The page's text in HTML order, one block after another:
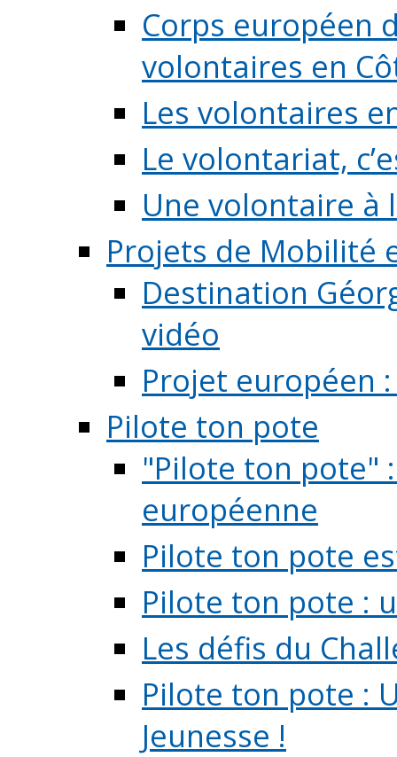
Corps européen
volontaires en
Les volontaires
Le volontariat,
Une volontaire à
Projets de Mobilité
Destination
vidéo
Projet européen
Pilote ton pote
"Pilote ton pote"
européenne
Pilote ton pote
Pilote ton pote :
Les défis du
Pilote ton pote :
Jeunesse !